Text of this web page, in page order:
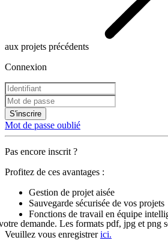
aux projets précédents
Connexion
S'inscrire
Mot de passe oublié
Pas encore inscrit ?
Profitez de ces avantages :
Gestion de projet aisée
Sauvegarde sécurisée de vos projets
Fonctions de travail en équipe
Veuillez vous enregistrerici.
demande. Les formats pdf, jpg et png